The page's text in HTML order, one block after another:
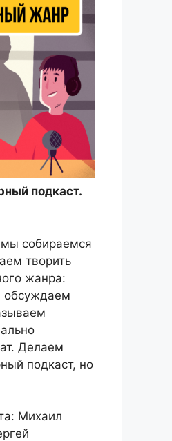
подкаст.
собираемся
творить
жанра:
обсуждаем
Делаем
подкаст, но
Михаил